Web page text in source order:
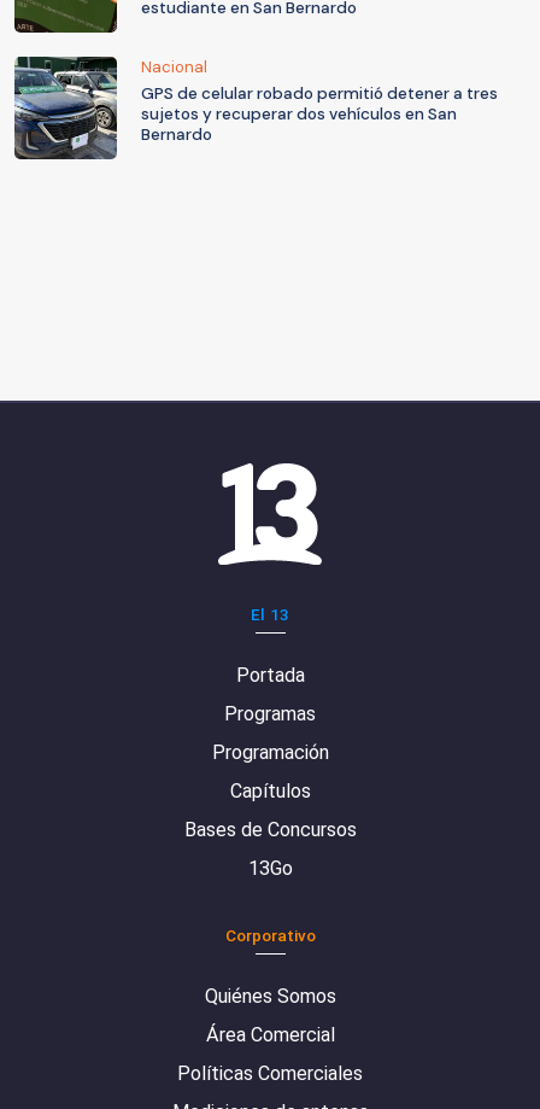
estudiante en San Bernardo
Nacional
GPS de celular robado permitió detener a tres
sujetos y recuperar dos vehículos en San
Bernardo
El 13
Portada
Programas
Programación
Capítulos
Bases de Concursos
13Go
Corporativo
Quiénes Somos
Área Comercial
Políticas Comerciales